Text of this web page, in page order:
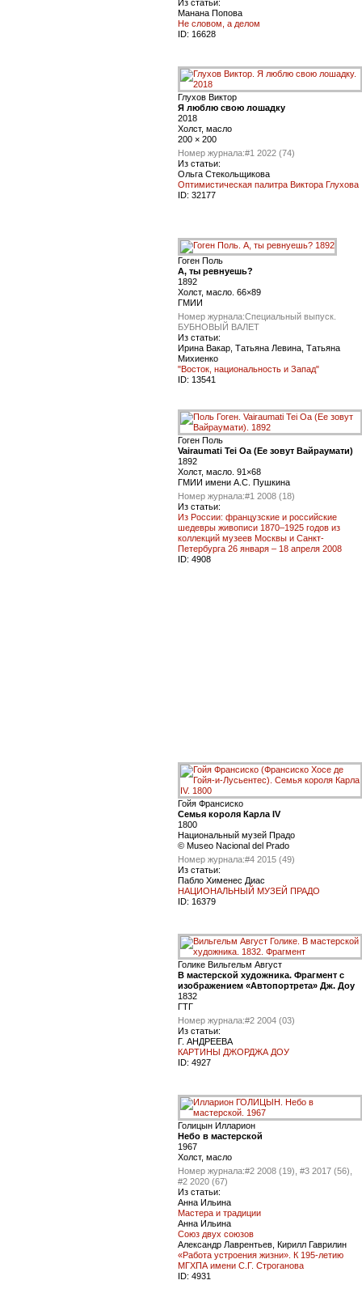
Из статьи:
Манана Попова
Не словом, а делом
ID: 16628
Глухов Виктор
Я люблю свою лошадку
2018
Холст, масло
200 × 200
Номер журнала:#1 2022 (74)
Из статьи:
Ольга Стекольщикова
Оптимистическая палитра Виктора Глухова
ID: 32177
Гоген Поль
А, ты ревнуешь?
1892
Холст, масло. 66×89
ГМИИ
Номер журнала:Специальный выпуск.
БУБНОВЫЙ ВАЛЕТ
Из статьи:
Ирина Вакар, Татьяна Левина, Татьяна
Михиенко
"Восток, национальность и Запад"
ID: 13541
Гоген Поль
Vairaumati Tei Oa (Ее зовут Вайраумати)
1892
Холст, масло. 91×68
ГМИИ имени А.С. Пушкина
Номер журнала:#1 2008 (18)
Из статьи:
Из России: французские и российские
шедевры живописи 1870–1925 годов из
коллекций музеев Москвы и Санкт-
Петербурга 26 января – 18 апреля 2008
ID: 4908
Гойя Франсиско
Семья короля Карла IV
1800
Национальный музей Прадо
© Museo Nacional del Prado
Номер журнала:#4 2015 (49)
Из статьи:
Пабло Хименес Диас
НАЦИОНАЛЬНЫЙ МУЗЕЙ ПРАДО
ID: 16379
Голике Вильгельм Август
В мастерской художника. Фрагмент с
изображением «Автопортрета» Дж. Доу
1832
ГТГ
Номер журнала:#2 2004 (03)
Из статьи:
Г. АНДРЕЕВА
КАРТИНЫ ДЖОРДЖА ДОУ
ID: 4927
Голицын Илларион
Небо в мастерской
1967
Холст, масло
Номер журнала:#2 2008 (19), #3 2017 (56),
#2 2020 (67)
Из статьи:
Анна Ильина
Мастера и традиции
Анна Ильина
Союз двух союзов
Александр Лаврентьев, Кирилл Гаврилин
«Работа устроения жизни». К 195-летию
МГХПА имени С.Г. Строганова
ID: 4931